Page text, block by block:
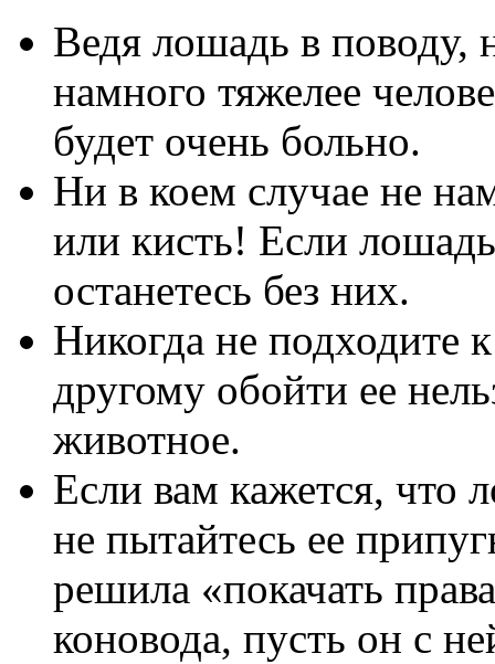
Ведя лошадь в поводу,
намного тяжелее
будет очень больно.
Ни в коем случае не
или кисть! Если
останетесь без них.
Никогда не подходите
другому обойти ее
животное.
Если вам кажется, что
не пытайтесь ее
решила «покачать
коновода, пусть он с